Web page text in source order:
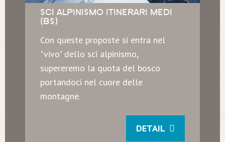
SCI ALPINISMO ITINERARI MEDI
(BS)
Con queste proposte si entra nel
"vivo" dello sci alpinismo,
supereremo la quota del bosco
portandoci nel cuore delle
montagne.
DETAIL